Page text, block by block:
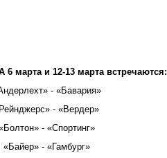
6 марта и 12-13 марта встречаются:
- «Бавария»
- «Вердер»
- «Спортинг»
«Байер» - «Гамбург»